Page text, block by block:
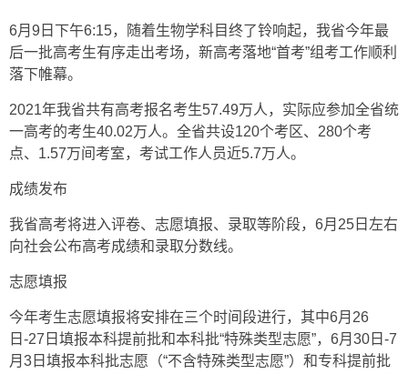
6月9日下午6:15，随着生物学科目终了铃响起，我省今年最
后一批高考生有序走出考场，新高考落地“首考”组考工作顺利
落下帷幕。
2021年我省共有高考报名考生57.49万人，实际应参加全省统
一高考的考生40.02万人。全省共设120个考区、280个考
点、1.57万间考室，考试工作人员近5.7万人。
成绩发布
我省高考将进入评卷、志愿填报、录取等阶段， 6月25日左右
向社会公布高考成绩和录取分数线。
志愿填报
今年考生志愿填报将安排在三个时间段进行，其中6月26
日-27日填报本科提前批和本科批“特殊类型志愿”，6月30日-7
月3日填报本科批志愿（“不含特殊类型志愿”）和专科提前批